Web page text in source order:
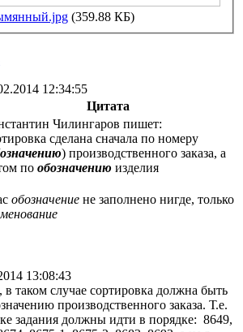
(359.88 КБ)
12:34:55
Цитата
Чилингаров пишет:
сделана сначала по номеру
) производственного заказа, а
по обозначению изделия
обозначение не заполнено нигде, только
13:08:43
в таком случае сортировка должна быть
производственного заказа. Т.е.
задания должны идти в порядке: 8649,